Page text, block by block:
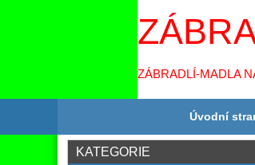
ZÁBRADLÍ-MADLA
Úvodní
KATEGORIE